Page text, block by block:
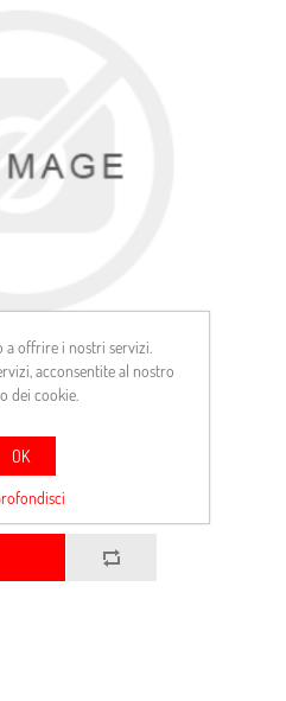
a offrire i nostri servizi.
acconsentite al nostro
dei cookie.
OK